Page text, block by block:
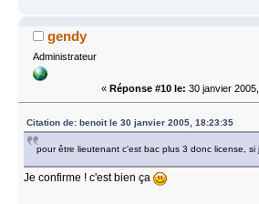
gendy
Administrateur
« Réponse #10 le: 30 janvier
Citation de: benoit le 30 janvier 2005, 18:23:35
pour être lieutenant c'est bac plus 3 donc license, si
Je confirme ! c'est bien ça